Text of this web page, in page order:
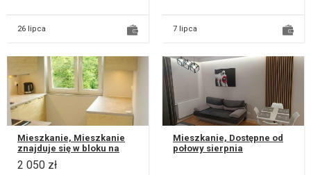
26 lipca
UZGODNIENIA....
7 lipca
Mieszkanie, Mieszkanie
znajduje się w bloku na
ulicy Pana Tadeusza 12, na
trzecim piętrze, na
2 050 zł
Mieszkanie, Dostępne od
połowy sierpnia